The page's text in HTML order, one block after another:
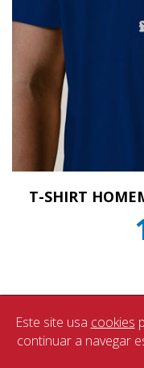
T-SHIRT
Este site usa cookies
continuar a navegar